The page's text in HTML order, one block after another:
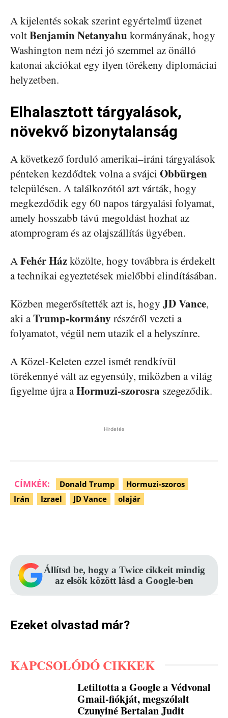
A kijelentés sokak szerint egyértelmű üzenet
voltBenjamin Netanyahukormányának, hogy
Washington nem nézi jó szemmel az önálló
katonai akciókat egy ilyen törékeny diplomáciai
helyzetben.
Elhalasztott tárgyalások,
növekvő bizonytalanság
A következő forduló amerikai–iráni tárgyalások
pénteken kezdődtek volna a svájci Obbürgen
településen. A találkozótól azt várták, hogy
megkezdődik egy 60 napos tárgyalási folyamat,
amely hosszabb távú megoldást hozhat az
atomprogram és az olajszállítás ügyében.
AFehér Házközölte, hogy továbbra is érdekelt
a technikai egyeztetések mielőbbi elindításában.
Közben megerősítették azt is, hogy JD Vance,
aki aTrump-kormány részéről vezeti a
folyamatot, végül nem utazik el a helyszínre.
A Közel-Keleten ezzel ismét rendkívül
törékennyé vált az egyensúly, miközben a világ
figyelme újra aHormuzi-szorosra szegeződik.
Hirdetés
CÍMKÉK: Donald Trump
Hormuzi-szoros
Irán
Izrael JD Vance olajár
Állítsd be, hogy a Twice cikkeit mindig
az elsők között lásd a Google-ben
Ezeket olvastad már?
KAPCSOLÓDÓ CIKKEK
Letiltotta a Google a Védvonal
Gmail-fiókját, megszólalt
Czunyiné Bertalan Judit